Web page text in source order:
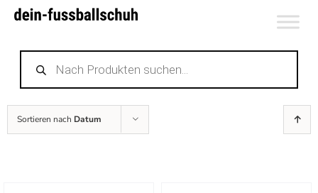
Zum
springen
Products
search
Sortieren nach Datum